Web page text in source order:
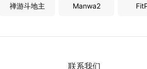
禅游斗地主 Manwa2
联系我们